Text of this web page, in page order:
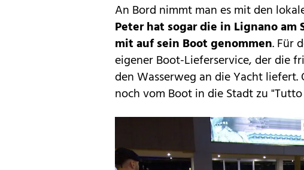
An Bord nimmt man es mit den
Peter hat sogar die in Lignano
mit auf sein Boot genommen. Für
eigener Boot-Lieferservice, der die
den Wasserweg an die Yacht
noch vom Boot in die Stadt zu